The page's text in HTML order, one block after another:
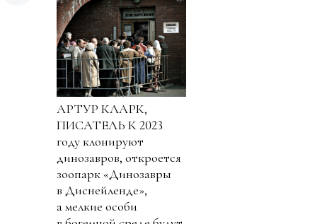
АРТУР КЛАРК,
ПИСАТЕЛЬ К 2023
году клонируют
динозавров, откроется
зоопарк «Динозавры
в Диснейленде»,
а мелкие особи